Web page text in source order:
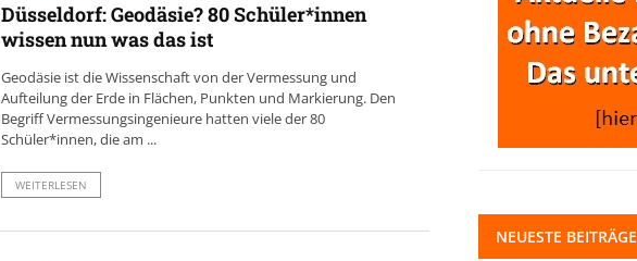
Düsseldorf: Geodäsie? 80 Schüler*innen
wissen nun was das ist
Geodäsie ist die Wissenschaft von der Vermessung und
Aufteilung der Erde in Flächen, Punkten und Markierung. Den
Begriff Vermessungsingenieure hatten viele der 80
Schüler*innen, die am ...
WEITERLESEN
NEUESTE BEITRÄGE